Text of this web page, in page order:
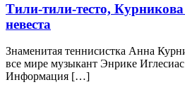
Тили-тили-тесто, Курникова
невеста
Знаменитая теннисистка Анна
все мире музыкант Энрике Иглесиас
Информация […]